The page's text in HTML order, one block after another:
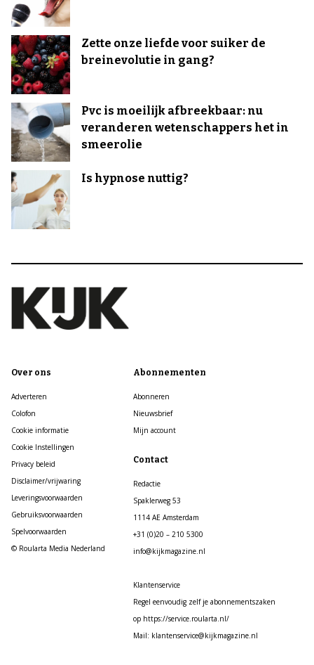
Zette onze liefde voor suiker de
breinevolutie in gang?
Pvc is moeilijk afbreekbaar: nu
veranderen wetenschappers het in
smeerolie
Is hypnose nuttig?
Over ons
Adverteren
Colofon
Cookie informatie
Cookie Instellingen
Privacy beleid
Disclaimer/vrijwaring
Leveringsvoorwaarden
Gebruiksvoorwaarden
Spelvoorwaarden
© Roularta Media Nederland
Abonnementen
Abonneren
Nieuwsbrief
Mijn account
Contact
Redactie
Spaklerweg 53
1114 AE Amsterdam
+31 (0)20 – 210 5300
info@kijkmagazine.nl
Klantenservice
Regel eenvoudig zelf je abonnementszaken
op https://service.roularta.nl/
Mail: klantenservice@kijkmagazine.nl